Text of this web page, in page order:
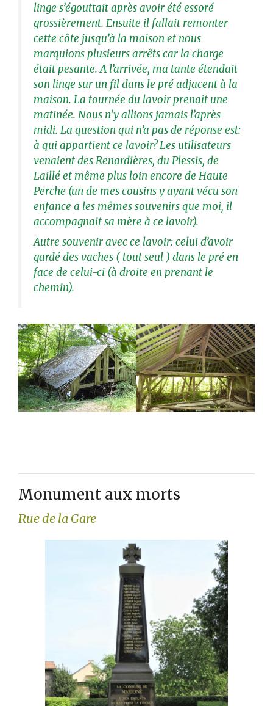
linge s’égouttait après avoir été essoré
grossièrement. Ensuite il fallait remonter
cette côte jusqu’à la maison et nous
marquions plusieurs arrêts car la charge
était pesante. A l’arrivée, ma tante étendait
son linge sur un fil dans le pré adjacent à la
maison. La tournée du lavoir prenait une
matinée. Nous n’y allions jamais l’après-
midi. La question qui n’a pas de réponse est:
à qui appartient ce lavoir? Les utilisateurs
venaient des Renardières, du Plessis, de
Laillé et même plus loin encore de Haute
Perche (un de mes cousins y ayant vécu son
enfance a les mêmes souvenirs que moi, il
accompagnait sa mère à ce lavoir).
Autre souvenir avec ce lavoir: celui d’avoir
gardé des vaches ( tout seul ) dans le pré en
face de celui-ci (à droite en prenant le
chemin).
Monument aux morts
Rue de la Gare